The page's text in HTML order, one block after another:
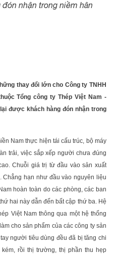
nhận trong niềm hân
thay đổi lớn cho Công ty TNHH
Tổng công ty Thép Việt Nam -
được khách hàng đón nhận trong
Nam thực hiện tái cấu trúc, bộ máy
trải, việc sắp xếp người chưa đúng
Chuỗi giá trị từ đầu vào sản xuất
Chẳng hạn như đầu vào nguyên liệu
hoàn toàn do các phòng, các ban
hai này dẫn đến bất cập thứ ba. Hệ
Việt Nam thông qua một hệ thống
cho sản phẩm của các công ty sản
người tiêu dùng đều đã bị tăng chi
rồi thị trường, thị phần thu hẹp